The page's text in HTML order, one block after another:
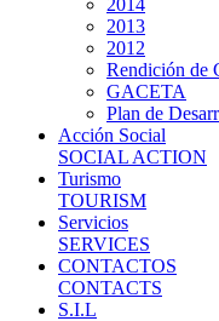
2013
2012
Rendición de
GACETA
Plan de
Acción Social
SOCIAL ACTION
Turismo
TOURISM
Servicios
SERVICES
CONTACTOS
CONTACTS
S.I.L